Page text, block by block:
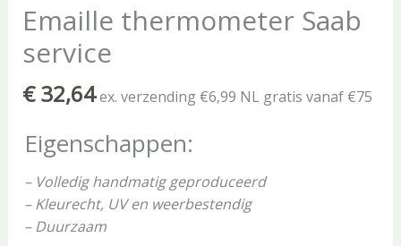
Emaille thermometer Saab
service
€32,64ex. verzending €6,99 NL gratis vanaf €75
Eigenschappen:
– Volledig handmatig geproduceerd
– Kleurecht, UV en weerbestendig
– Duurzaam